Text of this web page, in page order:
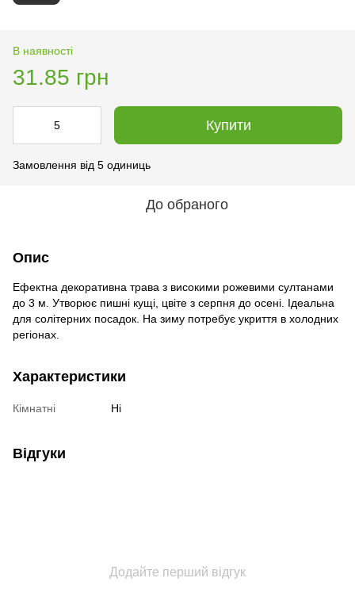
В наявності
31.85 грн
Купити
Замовлення від 5 одиниць
До обраного
Опис
Ефектна декоративна трава з високими рожевими султанами
до 3 м. Утворює пишні кущі, цвіте з серпня до осені. Ідеальна
для солітерних посадок. На зиму потребує укриття в холодних
регіонах.
Характеристики
Кімнатні Ні
Відгуки
Додайте перший відгук